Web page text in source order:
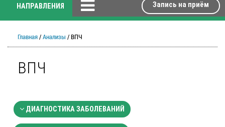
НАПРАВЛЕНИЯ Запись на приём
Главная/Анализы / ВПЧ
ВПЧ
ДИАГНОСТИКА ЗАБОЛЕВАНИЙ